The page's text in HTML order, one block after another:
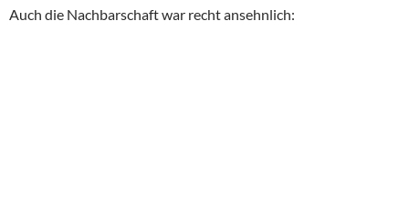
Auch die Nachbarschaft war recht ansehnlich: